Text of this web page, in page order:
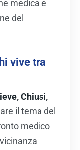
medica e
del
vive tra
Chiusi,
il tema del
medico